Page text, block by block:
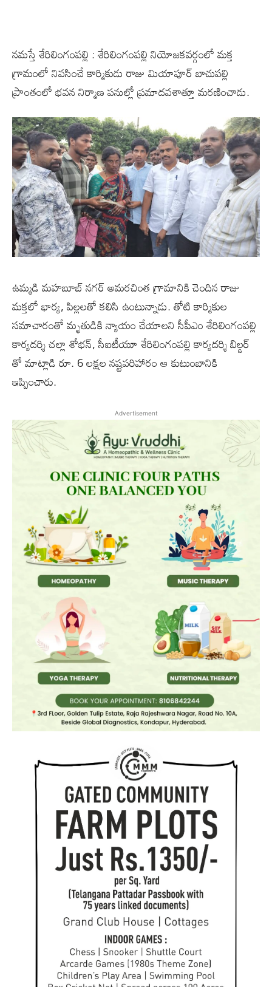
నమస్తే శేరిలింగంపల్లి : శేరిలింగంపల్లి నియోజకవర్గంలో మక్త
గ్రామంలో నివసించే కార్మికుడు రాజు మియాపూర్ బాచుపల్లి
ప్రాంతంలో భవన నిర్మాణ పనుల్లో ప్రమాదవశాత్తూ మరణించాడు.
ఉమ్మడి మహబూబ్ నగర్ అమరచింత గ్రామానికి చెందిన రాజు
మక్తలో భార్య, పిల్లలతో కలిసి ఉంటున్నాడు. తోటి కార్మికుల
సమాచారంతో మృతుడికి న్యాయం చేయాలని సీపీఎం శేరిలింగంపల్లి
కార్యదర్శి చల్లా శోభన్, సీఐటీయూ శేరిలింగంపల్లి కార్యదర్శి బిల్డర్
తో మాట్లాడి రూ. 6 లక్షల నష్టపరిహారం ఆ కుటుంబానికి
ఇప్పించారు.
Advertisement